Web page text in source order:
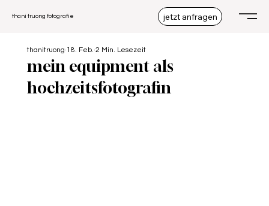
thani truong fotografie jetzt anfragen
mein equipment als
hochzeitsfotografin
thanitruong 18. Feb. 2 Min. Lesezeit